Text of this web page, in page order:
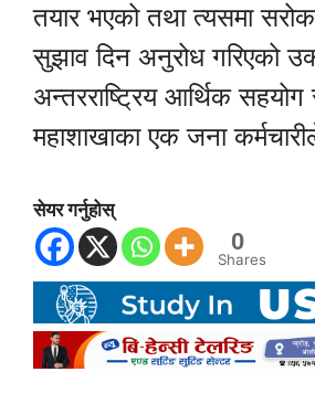
तयार भएको तथा त्यसमा
सुझाव दिन अनुरोध गरिएको
अन्तरराष्ट्रिय आर्थिक
महाशाखाका एक जना
सेयर गर्नुहोस्
0
Shares